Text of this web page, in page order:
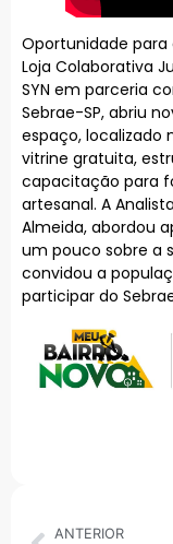
Oportunidade para
Loja Colaborativa
SYN em parceria
Sebrae-SP, abriu
espaço, localizado
vitrine gratuita,
capacitação para
artesanal. A
Almeida, abordou
um pouco sobre a
convidou a
participar do
ANTERIOR